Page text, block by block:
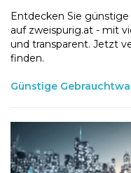
Entdecken Sie
auf zweispurig.at - mit
und transparent. Jetzt
finden.
Günstige